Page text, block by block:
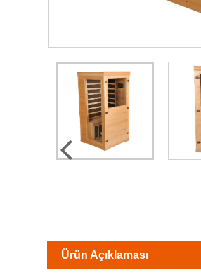
Ürün Açıklaması